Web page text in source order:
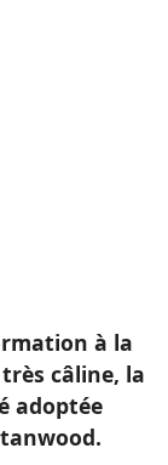
à la
câline, la
adoptée